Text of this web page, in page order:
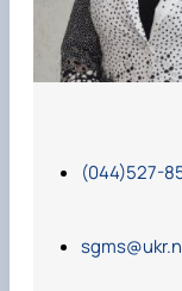
(044)527-